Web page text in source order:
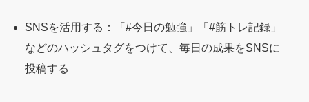
SNSを活用する：「#今日の勉強」「#筋トレ記録」
などのハッシュタグをつけて、毎日の成果をSNSに
投稿する